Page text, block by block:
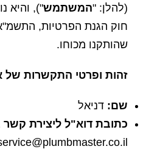
(להלן: "המשתמש"), והיא
שהותקנו מכוחו.
זהות ופרטי התקשרות של
שם: דניאל
כתובת דוא"ל ליצירת קשר